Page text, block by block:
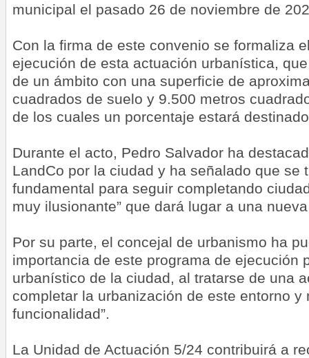
municipal el pasado 26 de noviembre de
Con la firma de este convenio se formaliza
ejecución de esta actuación urbanística,
de un ámbito con una superficie de
cuadrados de suelo y 9.500 metros
de los cuales un porcentaje estará
Durante el acto, Pedro Salvador ha
LandCo por la ciudad y ha señalado que se
fundamental para seguir completando
muy ilusionante” que dará lugar a una
Por su parte, el concejal de urbanismo ha
importancia de este programa de ejecución
urbanístico de la ciudad, al tratarse de una
completar la urbanización de este entorno y
funcionalidad”.
La Unidad de Actuación 5/24 contribuirá a